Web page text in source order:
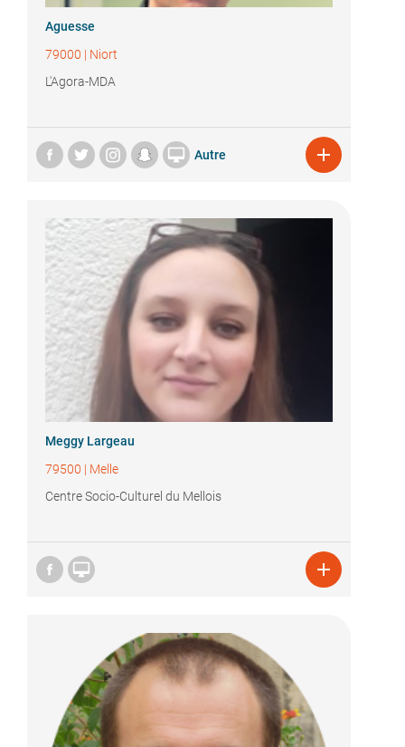
Aguesse
79000 | Niort
L'Agora-MDA
 Autre 
Meggy Largeau
79500 | Melle
Centre Socio-Culturel du Mellois
 